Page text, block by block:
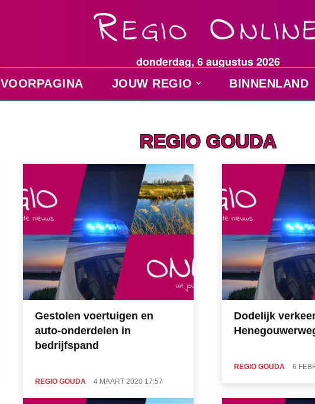
donderdag, 6 augustus 2026
VOORPAGINA JOUW REGIO BINNENLAND
REGIO GOUDA
Gestolen voertuigen en
auto-onderdelen in
bedrijfspand
REGIO GOUDA 4 MAART 2020 17:57
Dodelijk
REGIO GOUDA 6